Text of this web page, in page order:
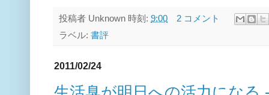
投稿者 Unknown 時刻: 9:00
2 コメント
ラベル: 書評
2011/02/24